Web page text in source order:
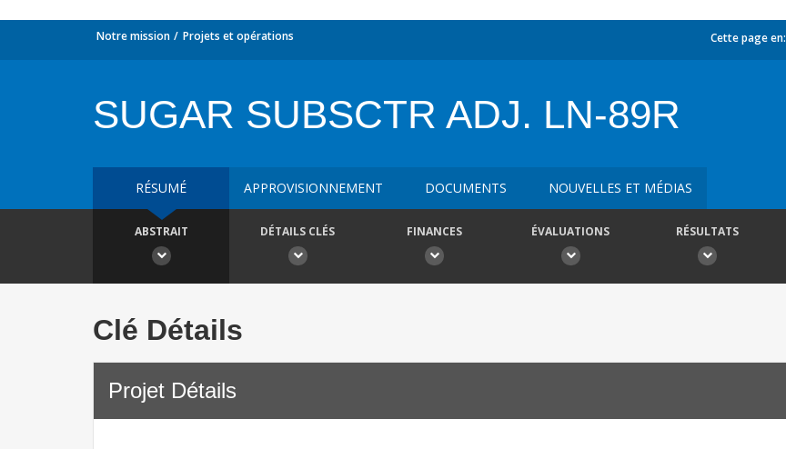
Notre mission Projets et opérations Cette page en:
SUGAR SUBSCTR ADJ. LN-89R
RÉSUMÉ APPROVISIONNEMENT DOCUMENTS NOUVELLES ET MÉDIAS
ABSTRAIT DÉTAILS CLÉS FINANCES ÉVALUATIONS RÉSULTATS
Clé Détails
Projet Détails